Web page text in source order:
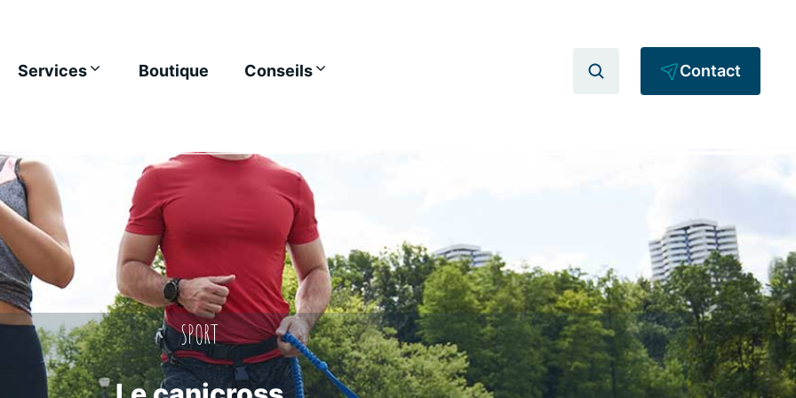
Services Boutique Conseils Contact
SPORT